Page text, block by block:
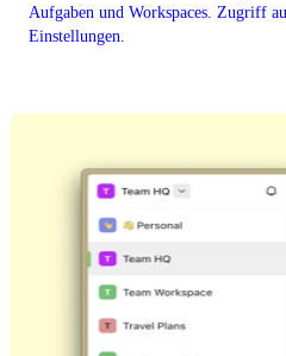
Aufgaben und Workspaces. Zugriff
Einstellungen.